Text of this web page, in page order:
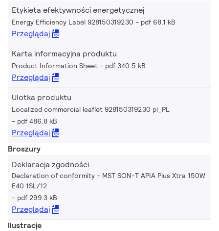
Etykieta efektywności energetycznej
Energy Efficiency Label 928150319230 pdf 68.1 kB
Przeglądaj
Karta informacyjna produktu
Product Information Sheet pdf 340.5 kB
Przeglądaj
Ulotka produktu
Localized commercial leaflet 928150319230 pl_PL
pdf 486.8 kB
Przeglądaj
Broszury
Deklaracja zgodności
Declaration of conformity - MST SON-T APIA Plus Xtra 150W
E40 1SL/12
pdf 299.3 kB
Przeglądaj
Ilustracje